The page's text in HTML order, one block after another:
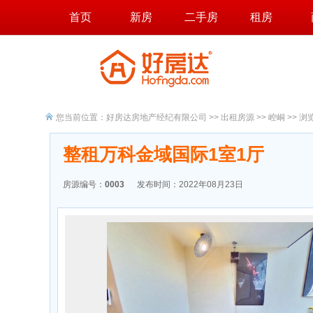
首页 新房 二手房 租房
您当前位置： 好房达房地产经纪有限公司 >> 出租房源>> 崆峒 >> 浏
整租万科金域国际1室1厅
房源编号： 0003 发布时间：2022年08月23日